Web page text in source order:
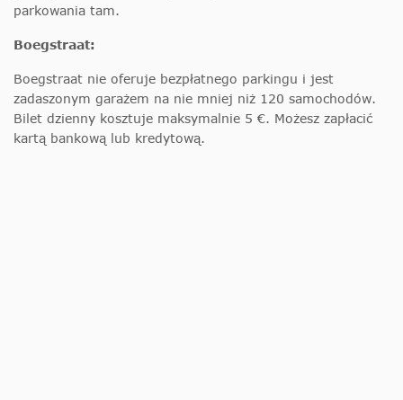
parkowania tam.
Boegstraat:
Boegstraat nie oferuje bezpłatnego parkingu i jest
zadaszonym garażem na nie mniej niż 120 samochodów.
Bilet dzienny kosztuje maksymalnie 5 €. Możesz zapłacić
kartą bankową lub kredytową.